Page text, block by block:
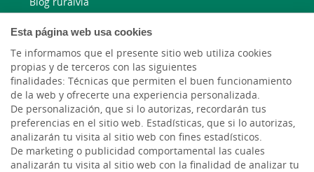
Esta página web usa cookies
Te informamos que el presente sitio web utiliza cookies
propias y de terceros con las siguientes
finalidades: Técnicas que permiten el buen funcionamiento
de la web y ofrecerte una experiencia personalizada.
De personalización, que si lo autorizas, recordarán tus
preferencias en el sitio web. Estadísticas, que si lo autorizas,
analizarán tu visita al sitio web con fines estadísticos.
De marketing o publicidad comportamental las cuales
analizarán tu visita al sitio web con la finalidad de analizar tu
Blog Joven In
Facebook
Twitter